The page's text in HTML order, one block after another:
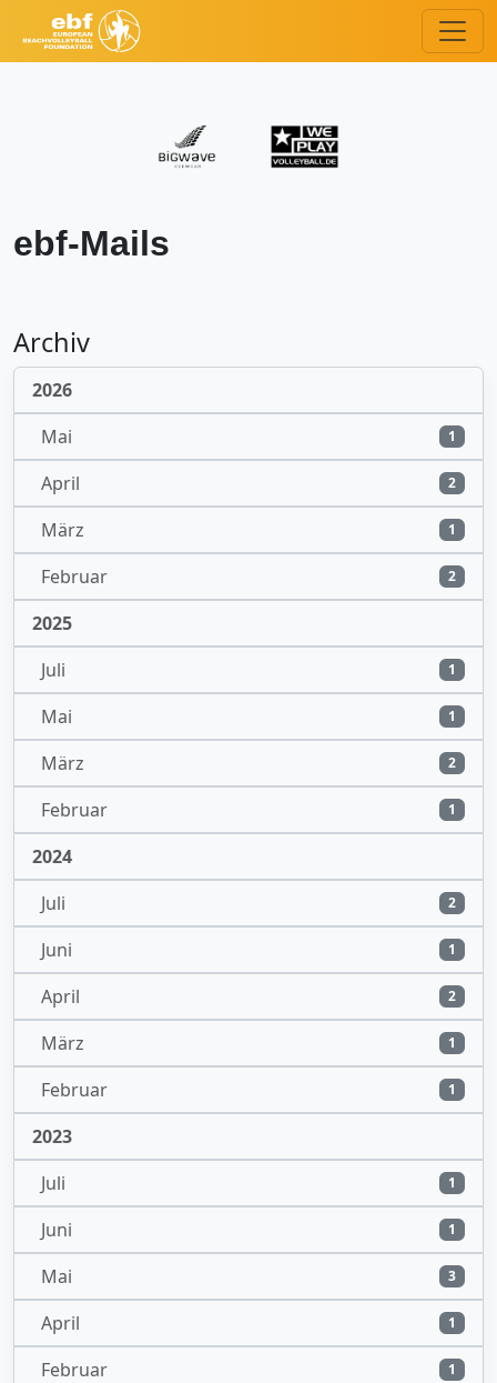
ebf-Mails
Archiv
2026
Mai
1
April 2
März 1
Februar 2
2025
Juli
1
Mai 1
März 2
Februar 1
2024
Juli
2
Juni 1
April 2
März 1
Februar 1
2023
Juli
1
Juni 1
Mai 3
April 1
Februar 1